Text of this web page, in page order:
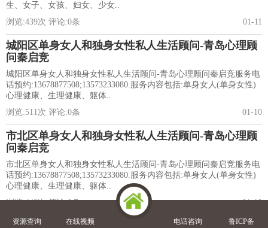
生、女子、女孩、妇女、少女..
浏览:439次 评论:0条 01-11
城阳区单身女人和独身女性私人生活顾问-青岛心理顾
问秦启竞
城阳区单身女人和独身女性私人生活顾问-青岛心理顾问秦启竞服务电
话预约:13678877508;13573233080.服务内容包括:单身女人(单身女性)
心理健康、生理健康、躯体..
浏览:511次 评论:0条 01-10
市北区单身女人和独身女性私人生活顾问-青岛心理顾
问秦启竞
市北区单身女人和独身女性私人生活顾问-青岛心理顾问秦启竞服务电
话预约:13678877508;13573233080.服务内容包括:单身女人(单身女性)
心理健康、生理健康、躯体..
浏览:449次 评论:0条 01-10
资源查询 在线视频 电话咨询 鲁ICP备